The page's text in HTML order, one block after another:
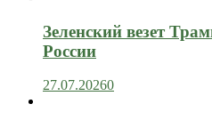
Зеленский везет
России
27.07.20260